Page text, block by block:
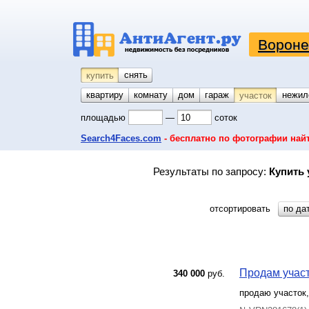
купить
снять
квартиру
комнату койко-место
дом гараж участок
площадью —
соток
Search4Faces.com - бесплатно по фотографии
Результаты по запросу: Купить
отсортировать по
340 000 руб. Продам
продаю